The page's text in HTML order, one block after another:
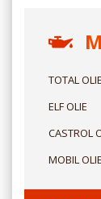
TOTAL OLIE
ELF OLIE
CASTROL
MOBIL OLIE